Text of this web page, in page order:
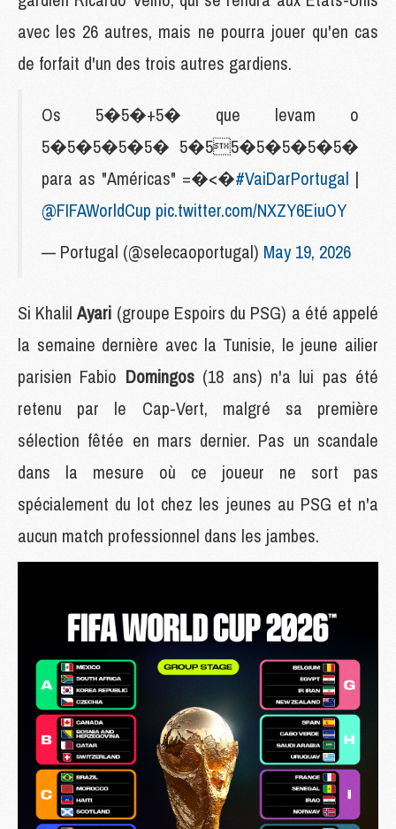
avec les 26 autres, mais ne pourra jouer qu'en cas
de forfait d'un des trois autres gardiens.
Os 5�5�+5� que levam o
5�5�5�5�5� 5�55�5�5�5�5�
para as "Américas" =�<�#VaiDarPortugal |
@FIFAWorldCup pic.twitter.com/NXZY6EiuOY
— Portugal (@selecaoportugal) May 19, 2026
Si KhalilAyari (groupe Espoirs du PSG) a été appelé
la semaine dernière avec la Tunisie, le jeune ailier
parisien Fabio Domingos (18 ans) n'a lui pas été
retenu par le Cap-Vert, malgré sa première
sélection fêtée en mars dernier. Pas un scandale
dans la mesure où ce joueur ne sort pas
spécialement du lot chez les jeunes au PSG et n'a
aucun match professionnel dans les jambes.